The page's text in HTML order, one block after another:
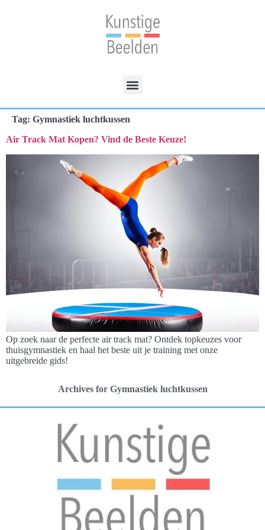
Tag: Gymnastiek luchtkussen
Air Track Mat Kopen? Vind de Beste Keuze!
Op zoek naar de perfecte air track mat? Ontdek topkeuzes voor
thuisgymnastiek en haal het beste uit je training met onze
uitgebreide gids!
Archives for Gymnastiek luchtkussen